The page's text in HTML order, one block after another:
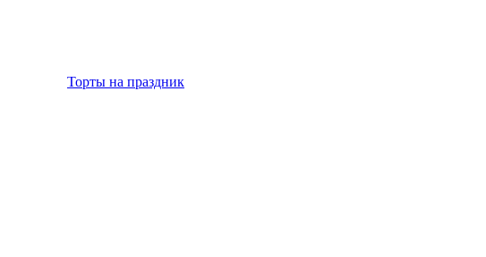
Торты на праздник